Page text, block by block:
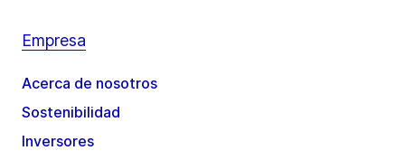
Empresa
Acerca de nosotros
Sostenibilidad
Inversores